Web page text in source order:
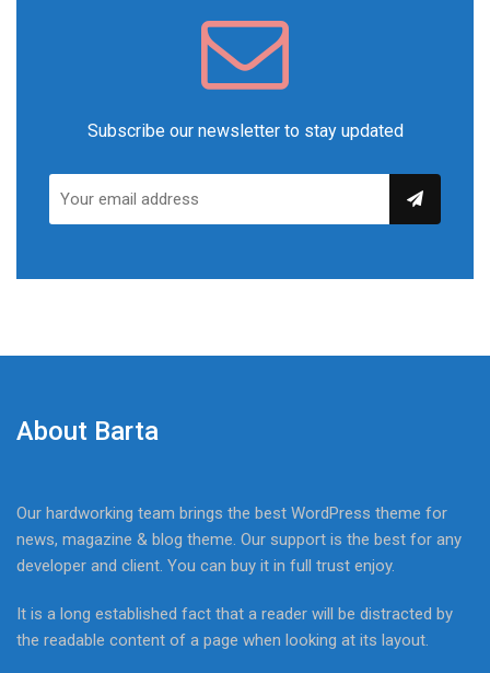
Subscribe our newsletter to stay updated
About Barta
Our hardworking team brings the best WordPress theme for
news, magazine & blog theme. Our support is the best for any
developer and client. You can buy it in full trust enjoy.
It is a long established fact that a reader will be distracted by
the readable content of a page when looking at its layout.